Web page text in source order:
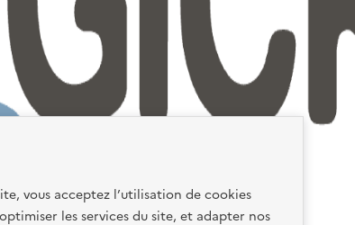
vous acceptez l’utilisation de cookies
les services du site, et adapter nos